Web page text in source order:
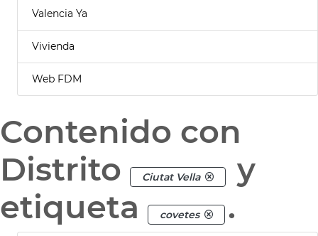
Valencia Ya
Vivienda
Web FDM
Contenido con
Distrito
Ciutat Vella
y
etiqueta
covetes .